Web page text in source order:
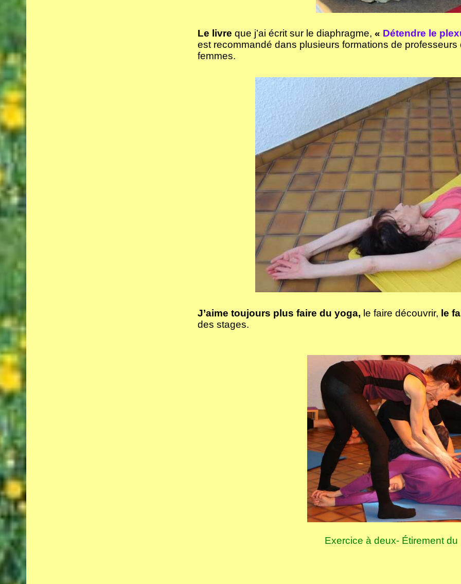
Le livre que j’ai écrit sur le diaphragme, « Détendre le
est recommandé dans plusieurs formations de
femmes.
J’aime toujours plus faire du yoga, le faire découvrir, le
des stages.
Exercice à deux- Étirement